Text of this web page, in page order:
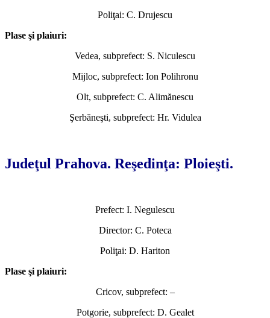
Poliţai: C. Drujescu
Plase şi plaiuri:
Vedea, subprefect: S. Niculescu
Mijloc, subprefect: Ion Polihronu
Olt, subprefect: C. Alimănescu
Şerbăneşti, subprefect: Hr. Vidulea
Judeţul Prahova. Reşedinţa: Ploieşti.
Prefect: I. Negulescu
Director: C. Poteca
Poliţai: D. Hariton
Plase şi plaiuri:
Cricov, subprefect: –
Potgorie, subprefect: D. Gealet